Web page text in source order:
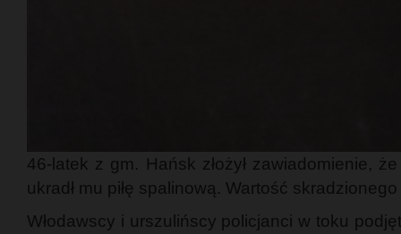
46-latek z gm. Hańsk złożył zawiadomienie,
ukradł mu piłę spalinową. Wartość
Włodawscy i urszulińscy policjanci w toku